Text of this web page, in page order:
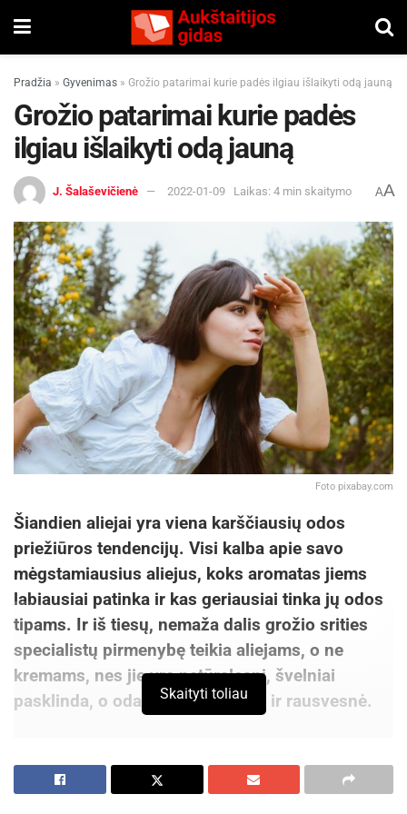
Pradžia » Gyvenimas » Grožio patarimai kurie padės ilgiau išlaikyti odą jauną
Grožio patarimai kurie padės
ilgiau išlaikyti odą jauną
J. Šalaševičienė 2022-01-09 Laikas: 4 min skaitymo AA
Foto pixabay.com
Šiandien aliejai yra viena karščiausių odos
priežiūros tendencijų. Visi kalba apie savo
mėgstamiausius aliejus, koks aromatas jiems
labiausiai patinka ir kas geriausiai tinka jų odos
tipams. Ir iš tiesų, nemaža dalis grožio srities
specialistų pirmenybę teikia aliejams, o ne
kremams, nes jie yra natūralesni, švelniai
pasklinda, o oda tampa putlesnė ir rausvesnė.
Su amžiumi šveitimas yra būtinas. Išorinis odos
Skaityti toliau